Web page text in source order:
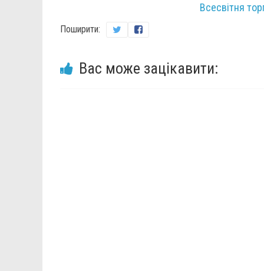
Всесвітня
Поширити:
Вас може зацікавити: